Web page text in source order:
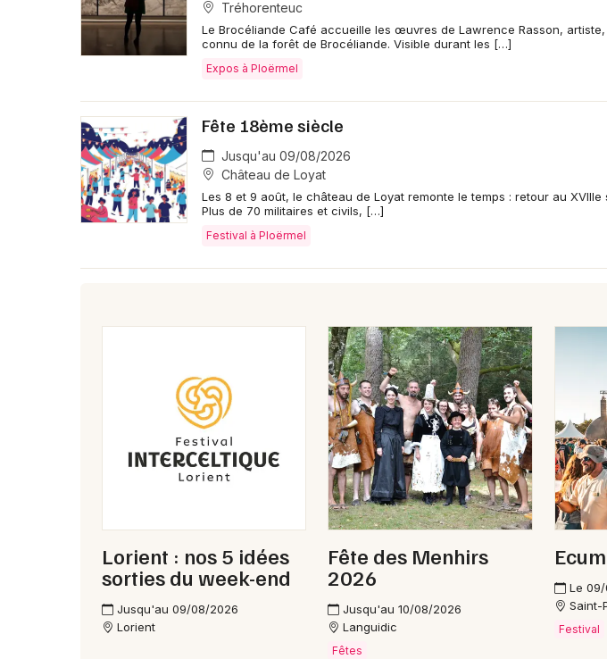
Tréhorenteuc
Le Brocéliande Café accueille les œuvres de Lawrence Rasson,
connu de la forêt de Brocéliande. Visible durant les […]
Expos à Ploërmel
Fête 18ème siècle
Jusqu'au 09/08/2026
Château de Loyat
Les 8 et 9 août, le château de Loyat remonte le temps : retour au
Plus de 70 militaires et civils, […]
Festival à Ploërmel
Lorient : nos 5 idées
sorties du week-end
Jusqu'au 09/08/2026
Lorient
Fête des Menhirs
2026
Jusqu'au 10/08/2026
Languidic
Fêtes
Le
Saint-
Festival